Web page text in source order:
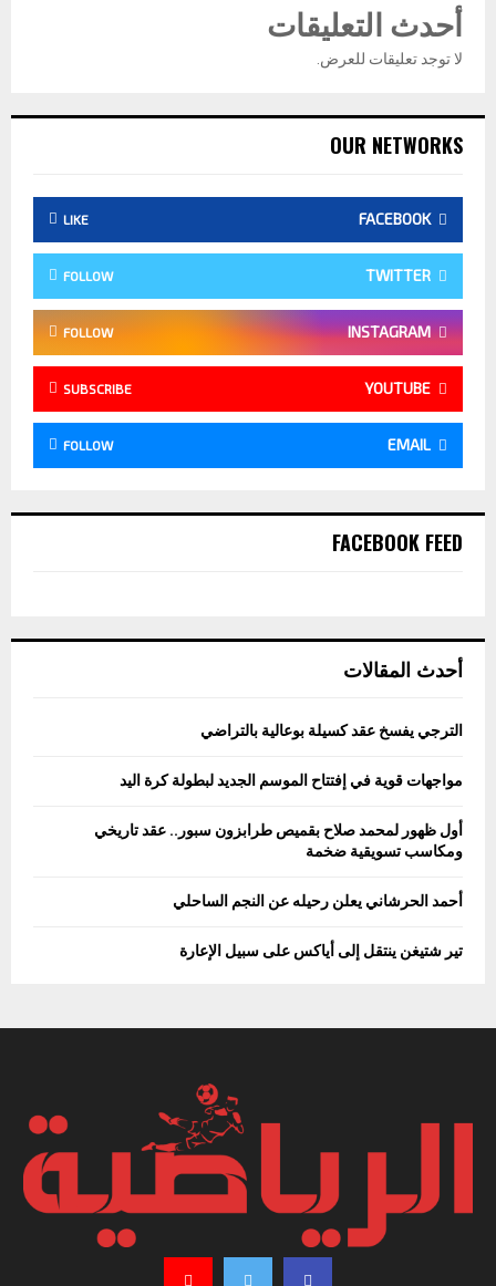
أحدث التعليقات
لا توجد تعليقات للعرض.
OUR NETWORKS
FACEBOOK
LIKE
TWITTER
FOLLOW
INSTAGRAM
FOLLOW
YOUTUBE
SUBSCRIBE
EMAIL
FOLLOW
FACEBOOK FEED
أحدث المقالات
الترجي يفسخ عقد كسيلة بوعالية بالتراضي
مواجهات قوية في إفتتاح الموسم الجديد لبطولة كرة اليد
أول ظهور لمحمد صلاح بقميص طرابزون سبور.. عقد تاريخي
ومكاسب تسويقية ضخمة
أحمد الحرشاني يعلن رحيله عن النجم الساحلي
تير شتيغن ينتقل إلى أياكس على سبيل الإعارة